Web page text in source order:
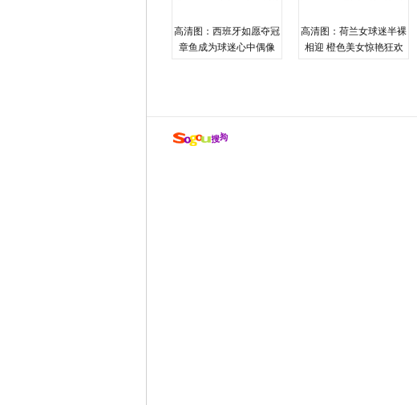
高清图：西班牙如愿夺冠
章鱼成为球迷心中偶像
高清图：荷兰女球迷半裸
相迎 橙色美女惊艳狂欢